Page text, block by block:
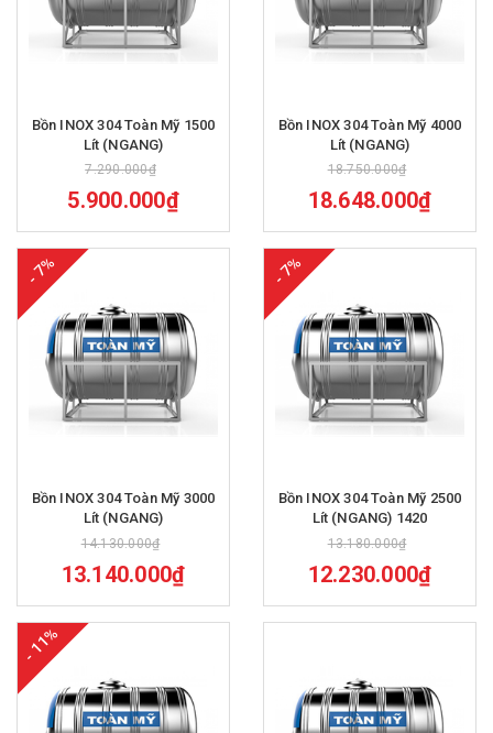
Bồn INOX 304 Toàn Mỹ 1500
Lít (NGANG)
7.290.000₫
5.900.000₫
Bồn INOX 304 Toàn Mỹ 4000
Lít (NGANG)
18.750.000₫
18.648.000₫
- 7%
Bồn INOX 304 Toàn Mỹ 3000
Lít (NGANG)
14.130.000₫
13.140.000₫
- 7%
Bồn INOX 304 Toàn Mỹ 2500
Lít (NGANG) 1420
13.180.000₫
12.230.000₫
- 11%